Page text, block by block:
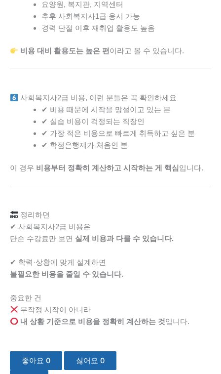
요양원, 복지관, 지역센터
추후 사회복지사1급 응시 가능
경력 단절 이후 재취업 활용도 높음
비용 대비 활용도는 높은 편이라고 볼 수 있습니다.
사회복지사2급 비용, 이런 분들은 꼭 확인하세요
✔ 비용 때문에 시작을 망설이고 있는 분
✔ 실습 비용이 걱정되는 직장인
✔ 가장 적은 비용으로 빠르게 취득하고 싶은 분
✔ 학점은행제가 처음인 분
이 경우 비용부터 정확히 계산하고 시작하는 게 핵심 입니다.
정리하면
✔ 사회복지사2급 비용은
단순 수강료만 보면 실제 비용과 다를 수 있습니다.
✔ 학력·상황에 맞게 설계하면
불필요한 비용을 줄일 수 있습니다.
중요한 건
무작정 시작이 아니라
내 상황 기준으로 비용을 정확히 계산하는 것입니다.
좋아요 0 싫어요 0